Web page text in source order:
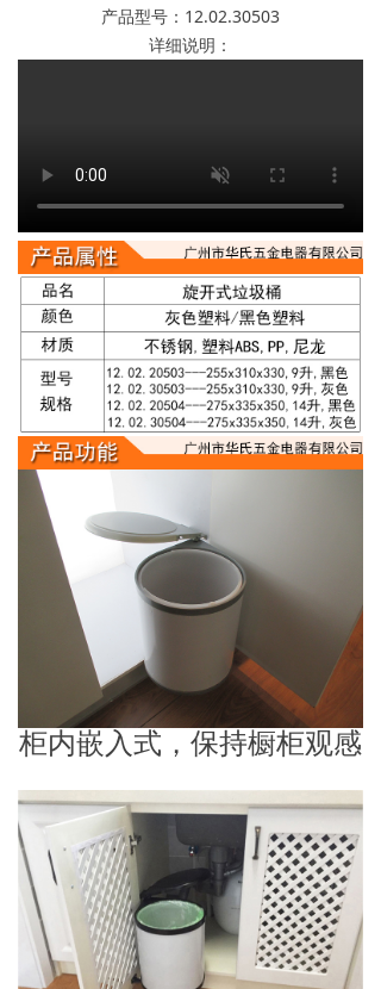
产品型号：12.02.30503
详细说明：
柜内嵌入式，保持橱柜观感